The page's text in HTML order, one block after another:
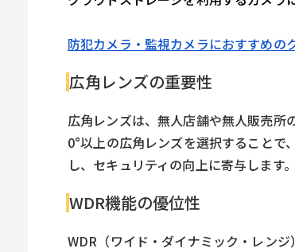
防犯カメラ・監視カメラにおすすめ
広角レンズの重要性
広角レンズは、無人店舗や無人販売所
0°以上の広角レンズを選択することで
し、セキュリティの向上に寄与します。
WDR機能の優位性
WDR（ワイド・ダイナミック・レン